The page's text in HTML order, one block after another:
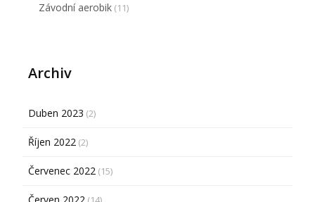
Závodní aerobik (11)
Archiv
Duben 2023 (2)
Říjen 2022 (2)
Červenec 2022 (15)